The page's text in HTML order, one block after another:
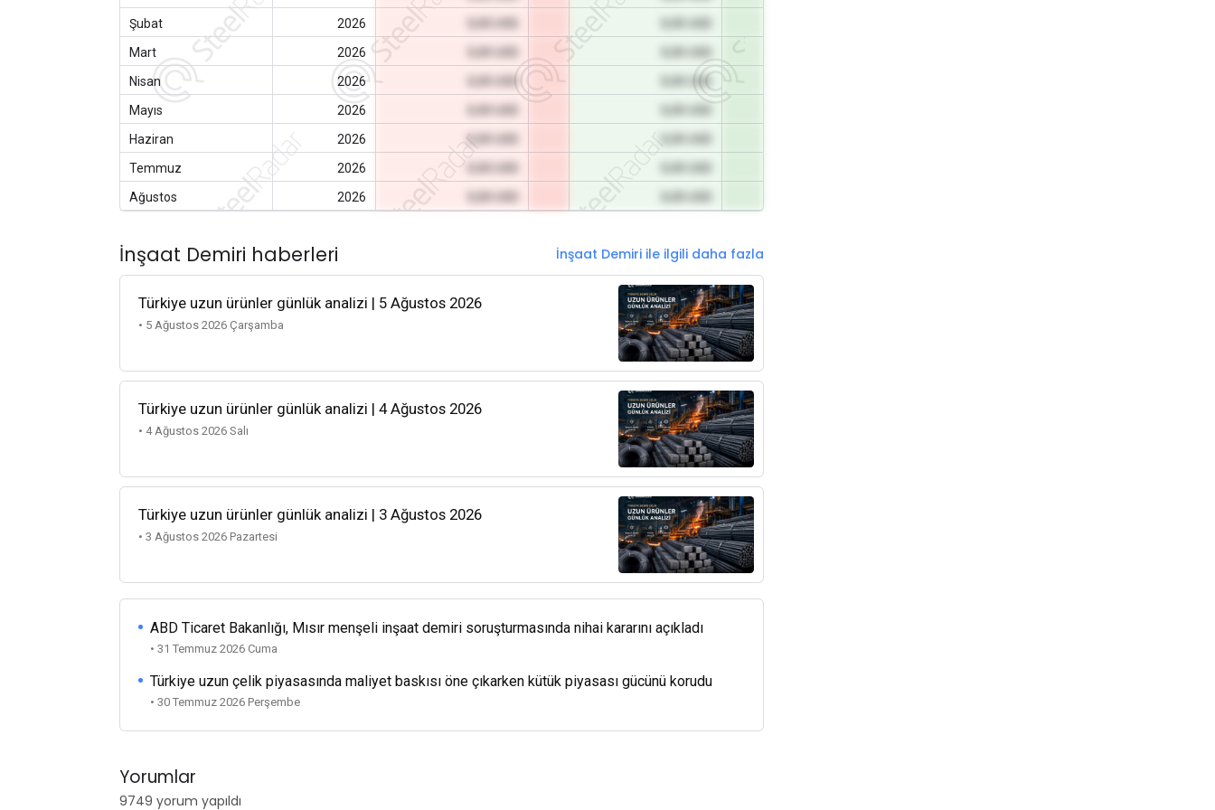
Şubat
2026
Mart
2026
Nisan
2026
0,00 USD
Mayıs
2026
Haziran
2026 0,00 USD
Temmuz
2026
Ağustos
2026
İnşaat Demiri haberleri İnşaat Demiri ile ilgili daha fazla
Türkiye uzun ürünler günlük analizi | 5 Ağustos 2026
• 5 Ağustos 2026 Çarşamba
Türkiye uzun ürünler günlük analizi | 4 Ağustos 2026
• 4 Ağustos 2026 Salı
Türkiye uzun ürünler günlük analizi | 3 Ağustos 2026
• 3 Ağustos 2026 Pazartesi
ABD Ticaret Bakanlığı, Mısır menşeli inşaat demiri soruşturmasında nihai kararını açıkladı
• 31 Temmuz 2026 Cuma
Türkiye uzun çelik piyasasında maliyet baskısı öne çıkarken kütük piyasası gücünü korudu
• 30 Temmuz 2026 Perşembe
Yorumlar
9749 yorum yapıldı